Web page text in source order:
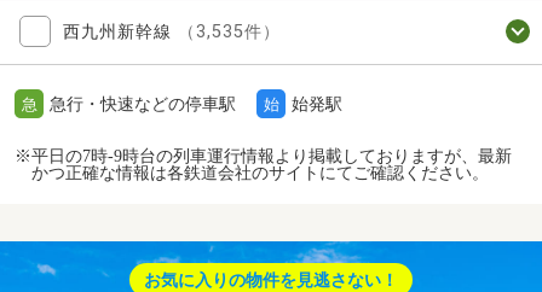
西九州新幹線 （3,535件）
急 急行・快速などの停車駅 始 始発駅
※平日の7時-9時台の列車運行情報より掲載しておりますが、最新
かつ正確な情報は各鉄道会社のサイトにてご確認ください。
お気に入りの物件を見逃さない！